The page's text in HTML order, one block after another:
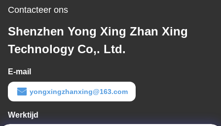
Contacteer ons
Shenzhen Yong Xing Zhan Xing
Technology Co,. Ltd.
E-mail
yongxingzhanxing@163.com
Werktijd